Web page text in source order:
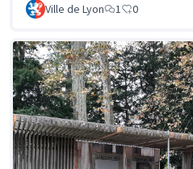
Ville de Lyon 1 0